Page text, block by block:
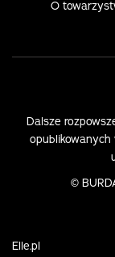
O
Dalsze
©
Elle.pl